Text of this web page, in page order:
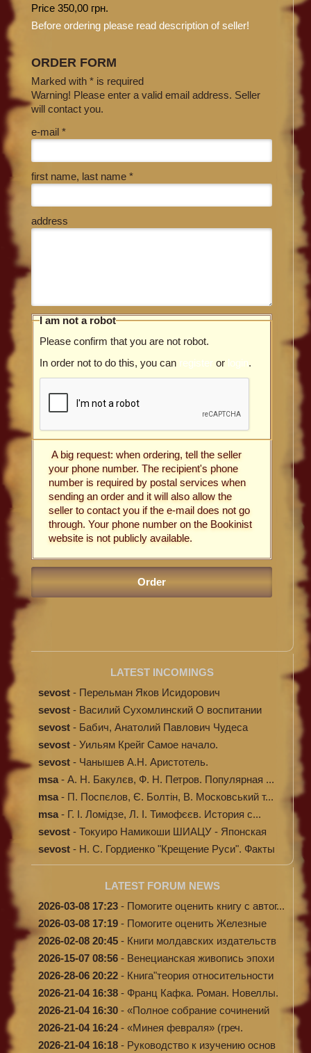
Price 350,00 грн.
Before ordering please read description of seller!
ORDER FORM
Marked with * is required
Warning! Please enter a valid email address. Seller
will contact you.
e-mail *
first name, last name *
address
I am not a robot
Please confirm that you are not robot.
In order not to do this, you can register or login.
A big request: when ordering, tell the seller
your phone number. The recipient's phone
number is required by postal services when
sending an order and it will also allow the
seller to contact you if the e-mail does not go
through. Your phone number on the Bookinist
website is not publicly available.
LATEST INCOMINGS
sevost - Перельман Яков Исидорович
«Циолковский. ...
sevost - Василий Сухомлинский О воспитании
sevost - Бабич, Анатолий Павлович Чудеса
исцелени...
sevost - Уильям Крейг Самое начало.
Происхождение...
sevost - Чанышев А.Н. Аристотель.
msa - А. Н. Бакулєв, Ф. Н. Петров. Популярная ...
msa - П. Поспєлов, Є. Болтін, В. Московський т...
msa - Г. І. Ломідзе, Л. І. Тимофєєв. История с...
sevost - Токуиро Намикоши ШИАЦУ - Японская
терапи...
sevost - Н. С. Гордиенко "Крещение Руси". Факты
п...
LATEST FORUM NEWS
2026-03-08 17:23 - Помогите оценить книгу с автог...
2026-03-08 17:19 - Помогите оценить Железные
доро...
2026-02-08 20:45 - Книги молдавских издательств
2026-15-07 08:56 - Венецианская живопись эпохи
Во...
2026-28-06 20:22 - Книга"теория относительности
и...
2026-21-04 16:38 - Франц Кафка. Роман. Новеллы.
П...
2026-21-04 16:30 - «Полное собрание сочинений
А.Н...
2026-21-04 16:24- «Минея февраля» (греч.
Μηναίον...
2026-21-04 16:18 - Руководство к изучению основ